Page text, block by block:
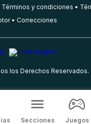
Términos y condiciones
Correcciones
los Derechos Reservados.
Secciones Juegos